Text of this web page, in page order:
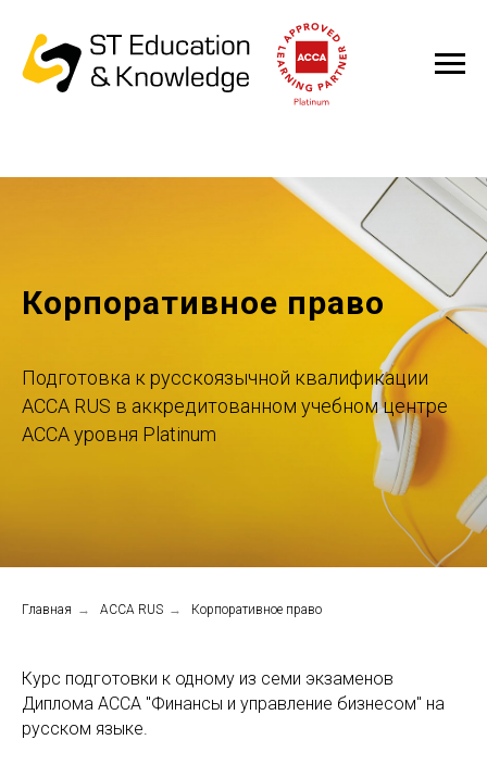
Корпоративное право
Подготовка к русскоязычной квалификации
ACCA RUS в аккредитованном учебном центре
ACCA уровня Platinum
Главная → ACCA RUS → Корпоративное право
Курс подготовки к одному из семи экзаменов
Диплома АССА "Финансы и управление бизнесом" на
русском языке.